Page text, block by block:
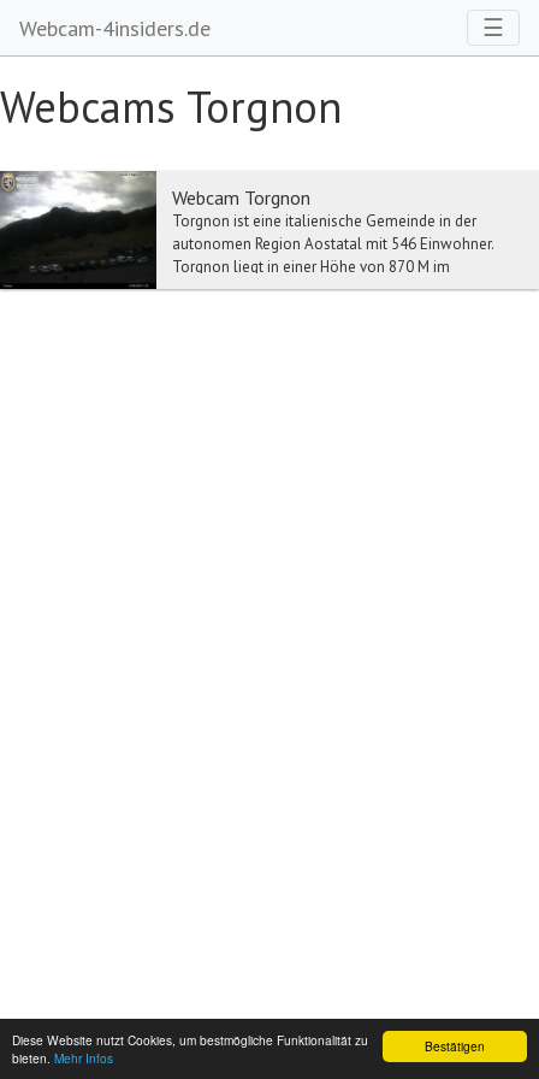
Bestätigen
Diese Website nutzt Cookies, um bestmögliche Funktionalität zu
bieten. Mehr Infos
Webcam-4insiders.de ☰
Webcams Torgnon
Webcam Torgnon
Torgnon ist eine italienische Gemeinde in der
autonomen Region Aostatal mit 546 Einwohner.
Torgnon liegt in einer Höhe von 870 M im
Valtournenche,...